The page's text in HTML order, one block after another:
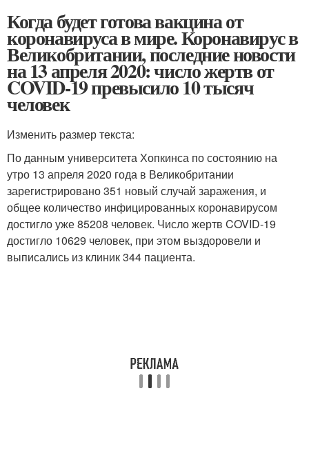
Когда будет готова вакцина от
коронавируса в мире. Коронавирус в
Великобритании, последние новости
на 13 апреля 2020: число жертв от
COVID-19 превысило 10 тысяч
человек
Изменить размер текста:
По данным университета Хопкинса по состоянию на
утро 13 апреля 2020 года в Великобритании
зарегистрировано 351 новый случай заражения, и
общее количество инфицированных коронавирусом
достигло уже 85208 человек. Число жертв COVID-19
достигло 10629 человек, при этом выздоровели и
выписались из клиник 344 пациента.